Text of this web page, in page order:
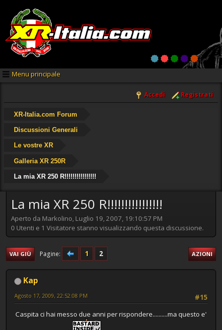
Menu principale
Accedi Registrati
XR-Italia.com Forum
Discussioni Generali
Le vostre XR
Galleria XR 250R
La mia XR 250 R!!!!!!!!!!!!!!!!
La mia XR 250 R!!!!!!!!!!!!!!!!
Aperto da Markolino, Luglio 19, 2007, 19:10:57 PM
0 Utenti e 1 Visitatore stanno visualizzando questa discussione.
VAI GIÙ Pagine 1 2 AZIONI
Kap
#15
Agosto 17, 2009, 22:52:08 PM
Caspita ci hai messo due anni per rispondere..........ma questo e'